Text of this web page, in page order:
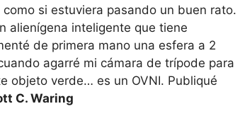
si estuviera pasando un buen rato.
alienígena inteligente que tiene
de primera mano una esfera a 2
agarré mi cámara de trípode para
objeto verde… es un OVNI. Publiqué
C. Waring